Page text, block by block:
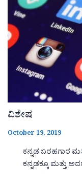
ವಿಶೇಷ
October 19, 2019
ಕನ್ನಡ ಬರಹಗಾರ
ಕನ್ನಡಕ್ಕೂ ಮತ್ತು